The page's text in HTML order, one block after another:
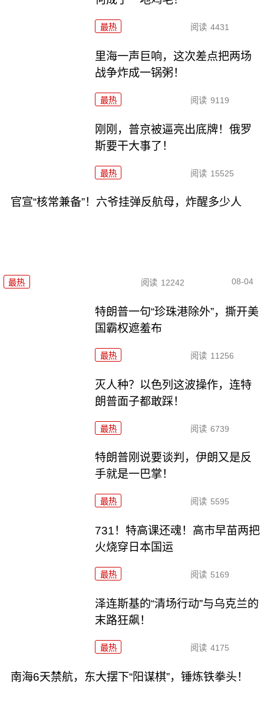
最热 阅读 4431
里海一声巨响，这次差点把两场
战争炸成一锅粥！
最热 阅读 9119
刚刚，普京被逼亮出底牌！俄罗
斯要干大事了！
最热 阅读 15525
官宣“核常兼备”！六爷挂弹反航母，炸醒多少人
最热 阅读 12242 08-04
特朗普一句“珍珠港除外”，撕开美
国霸权遮羞布
最热 阅读 11256
灭人种？以色列这波操作，连特
朗普面子都敢踩！
最热 阅读 6739
特朗普刚说要谈判，伊朗又是反
手就是一巴掌！
最热 阅读 5595
731！特高课还魂！高市早苗两把
火烧穿日本国运
最热 阅读 5169
泽连斯基的“清场行动”与乌克兰的
末路狂飙！
最热 阅读 4175
南海6天禁航，东大摆下“阳谋棋”，锤炼铁拳头！